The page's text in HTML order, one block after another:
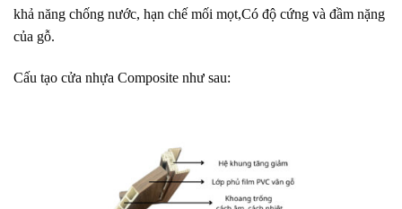
khả năng chống nước, hạn chế mối mọt,Có độ cứng và đầm nặng
của gỗ.
Cấu tạo cửa nhựa Composite như sau: